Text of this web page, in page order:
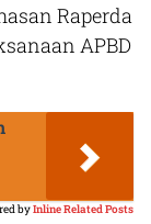
Raperda
APBD
byInline Related Posts